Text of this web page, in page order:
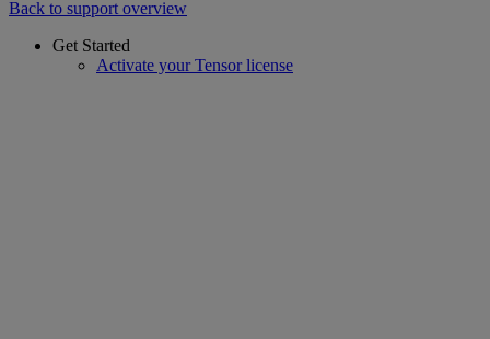
Back to support overview
Get Started
Activate your Tensor license